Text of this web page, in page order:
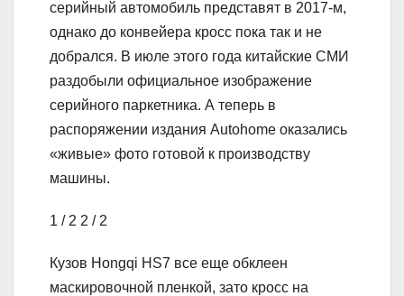
серийный автомобиль представят в 2017-м,
однако до конвейера кросс пока так и не
добрался. В июле этого года китайские СМИ
раздобыли официальное изображение
серийного паркетника. А теперь в
распоряжении издания Autohome оказались
«живые» фото готовой к производству
машины.
1 / 2 2 / 2
Кузов Hongqi HS7 все еще обклеен
маскировочной пленкой, зато кросс на